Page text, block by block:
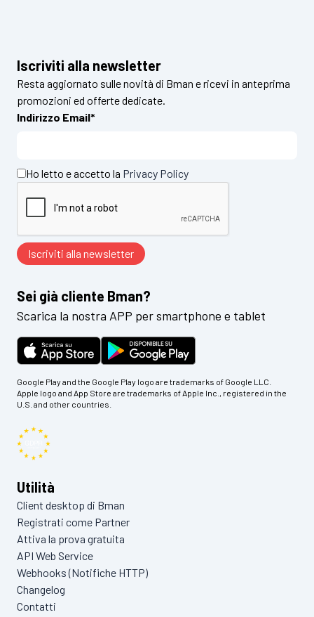
Iscriviti alla newsletter
Resta aggiornato sulle novità di Bman e ricevi in anteprima
promozioni ed offerte dedicate.
Indirizzo Email*
Ho letto e accetto la Privacy Policy
Sei già cliente Bman?
Scarica la nostra APP per smartphone e tablet
Google Play and the Google Play logo are trademarks of Google LLC.
Apple logo and App Store are trademarks of Apple Inc., registered in the
U.S. and other countries.
Utilità
Client desktop di Bman
Registrati come Partner
Attiva la prova gratuita
API Web Service
Webhooks (Notifiche HTTP)
Changelog
Contatti